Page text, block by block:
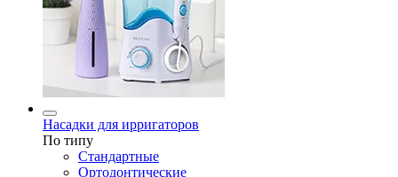
Насадки для ирригаторов
По типу
Стандартные
Ортодонтические